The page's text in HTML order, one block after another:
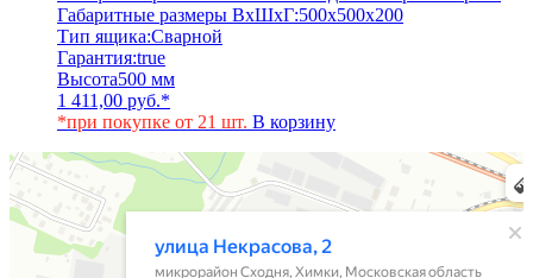
Габаритные размеры ВхШхГ:500х500х200
Тип ящика:Сварной
Гарантия:true
Высота500 мм
1 411,00 руб.*
*при покупке от 21 шт. В корзину
Химки
Яндекс Карты — транспорт, навигация, поиск мест